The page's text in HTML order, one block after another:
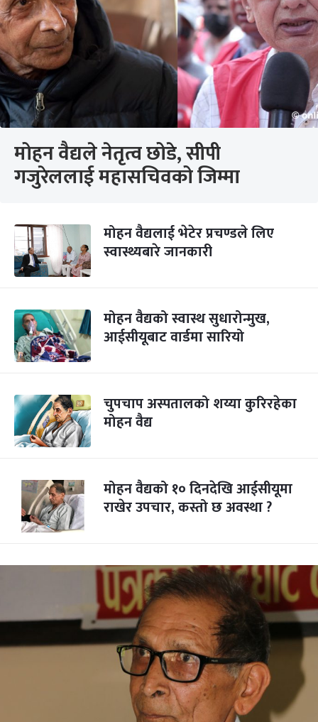
मोहन वैद्यले नेतृत्व छोडे,‍ सीपी
गजुरेललाई महासचिवको जिम्मा
मोहन वैद्यलाई भेटेर प्रचण्डले लिए
स्वास्थ्यबारे जानकारी
मोहन वैद्यको स्वास्थ सुधारोन्मुख,
आईसीयूबाट वार्डमा सारियो
चुपचाप अस्पतालको शय्या कुरिरहेका
मोहन वैद्य
मोहन वैद्यको १० दिनदेखि आईसीयूमा
राखेर उपचार, कस्तो छ अवस्था ?